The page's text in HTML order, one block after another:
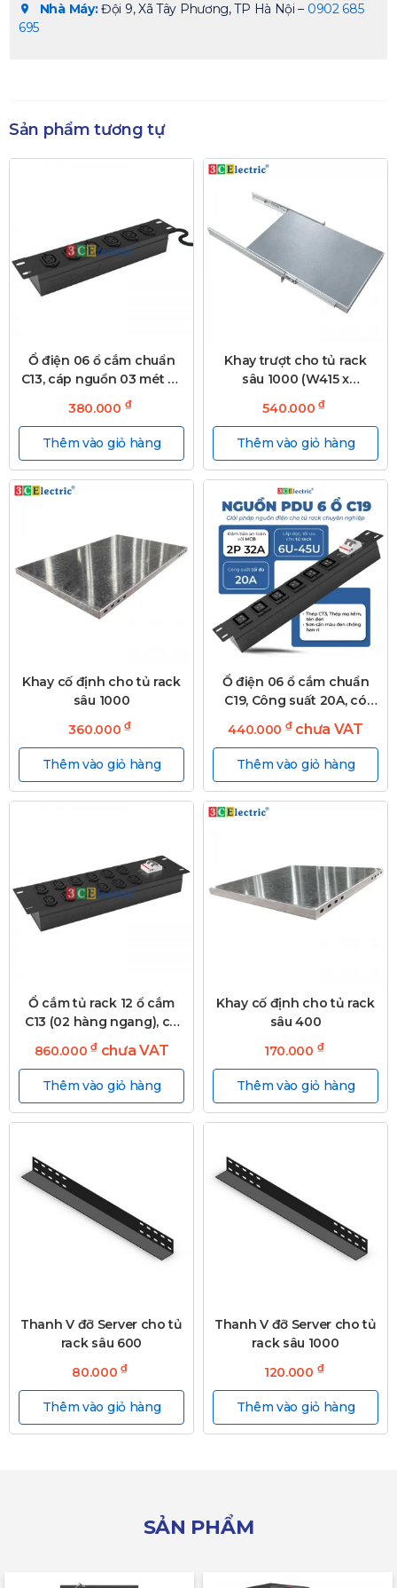
Nhà Máy:Đội 9, Xã Tây Phương, TP Hà Nội – 0902 685
695
Sản phẩm tương tự
Ổ điện 06 ổ cắm chuẩn
C13, cáp nguồn 03 mét và
đầu cose 1.5 mm
380.000 ₫
Thêm vào giỏ hàng
Khay trượt cho tủ rack
sâu 1000 (W415 x
D680mm)
540.000₫
Thêm vào giỏ hàng
Khay cố định cho tủ rack
sâu 1000
360.000₫
Thêm vào giỏ hàng
Ổ điện 06 ổ cắm chuẩn
C19, Công suất 20A, có
MCB 32A
440.000 ₫chưa VAT
Thêm vào giỏ hàng
Ổ cắm tủ rack 12 ổ cắm
C13 (02 hàng ngang), có
MCB 2P 32A
860.000₫ chưa VAT
Thêm vào giỏ hàng
Khay cố định cho tủ rack
sâu 400
170.000 ₫
Thêm vào giỏ hàng
Thanh V đỡ Server cho tủ
rack sâu 600
80.000₫
Thêm vào giỏ hàng
Thanh V đỡ Server cho tủ
rack sâu 1000
120.000 ₫
Thêm vào giỏ hàng
SẢN PHẨM